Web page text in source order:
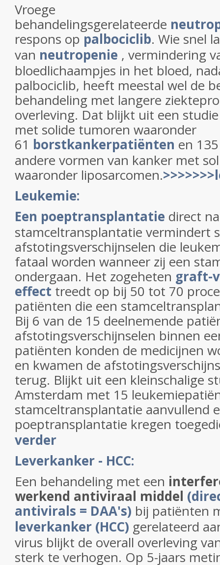
Vroege
behandelingsgerelateerde
respons op palbociclib. Wie snel
van neutropenie , vermindering
bloedlichaampjes in het bloed,
palbociclib, heeft meestal wel de
behandeling met langere
overleving. Dat blijkt uit een
met solide tumoren waaronder
61 borstkankerpatiënten en
andere vormen van kanker met
waaronder liposarcomen.
Leukemie:
Een poeptransplantatie direct
stamceltransplantatie vermindert
afstotingsverschijnselen die
fataal worden wanneer zij een
ondergaan. Het zogeheten graft-
effect treedt op bij 50 tot 70
patiënten die een
Bij 6 van de 15 deelnemende
afstotingsverschijnselen binnen
patiënten konden de medicijnen
en kwamen de
terug. Blijkt uit een kleinschalige
Amsterdam met 15
stamceltransplantatie aanvullend
poeptransplantatie kregen
verder
Leverkanker - HCC:
Een behandeling met een
werkend antiviraal middel
antivirals = DAA's) bij patiënten
leverkanker (HCC) gerelateerd
virus blijkt de overall overleving
sterk te verhogen. Op 5-jaars